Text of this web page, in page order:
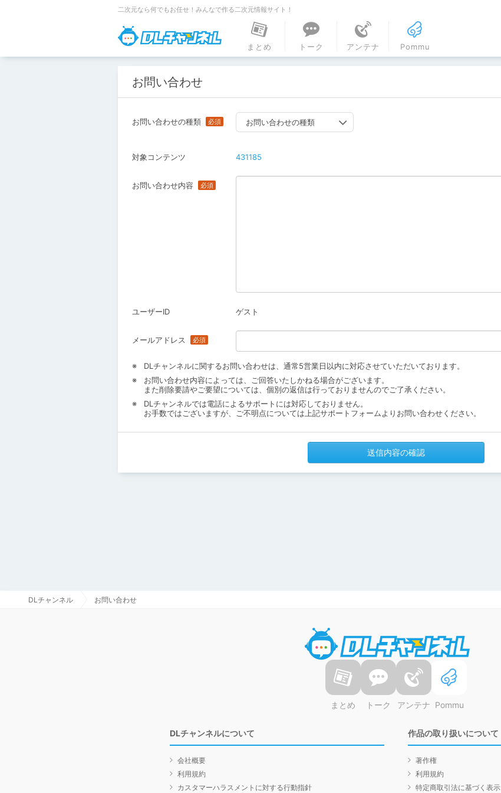
二次元なら何でもお任せ！みんなで作る二次元情報サイト！
DLチャンネル
まとめ
トーク アンテナ Pommu
お問い合わせ
お問い合わせの種類 お問い合わせの種類
対象コンテンツ 431185
お問い合わせ内容
ユーザーID ゲスト
メールアドレス
DLチャンネルに関するお問い合わせは、通常5営業日以内に対応させていただいております。
お問い合わせ内容によっては、ご回答いたしかねる場合がございます。
また削除要請やご要望については、個別の返信は行っておりませんのでご了承ください。
DLチャンネルでは電話によるサポートには対応しておりません。
お手数ではございますが、ご不明点については上記サポートフォームよりお問い合わせください。
送信内容の確認
DLチャンネル お問い合わせ
まとめ トーク アンテナ Pommu
DLチャンネルについて
会社概要
利用規約
カスタマーハラスメントに対する行動指針
作品の取り扱いについて
著作権
利用規約
特定商取引法に基づく表示